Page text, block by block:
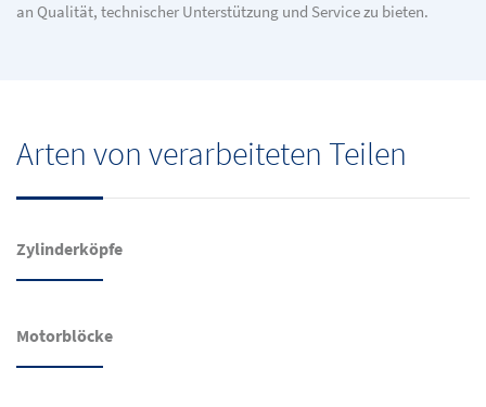
an Qualität, technischer Unterstützung und Service zu bieten.
Arten von verarbeiteten Teilen
Zylinderköpfe
Motorblöcke